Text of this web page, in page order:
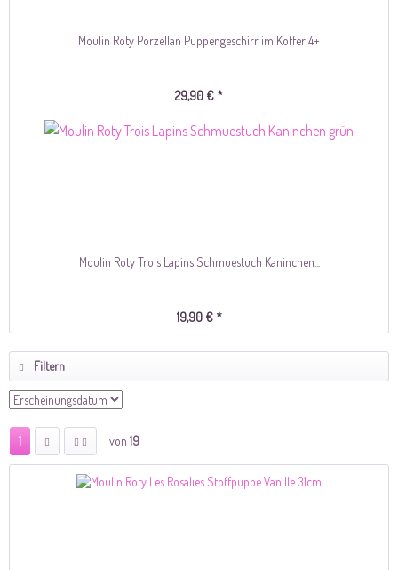
Moulin Roty Porzellan Puppengeschirr im Koffer 4+
29,90 € *
Moulin Roty Trois Lapins Schmuestuch Kaninchen...
19,90 € *
Filtern
1 von 19